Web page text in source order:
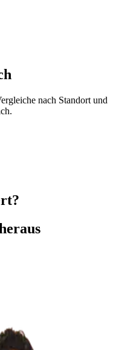
nach Standort und